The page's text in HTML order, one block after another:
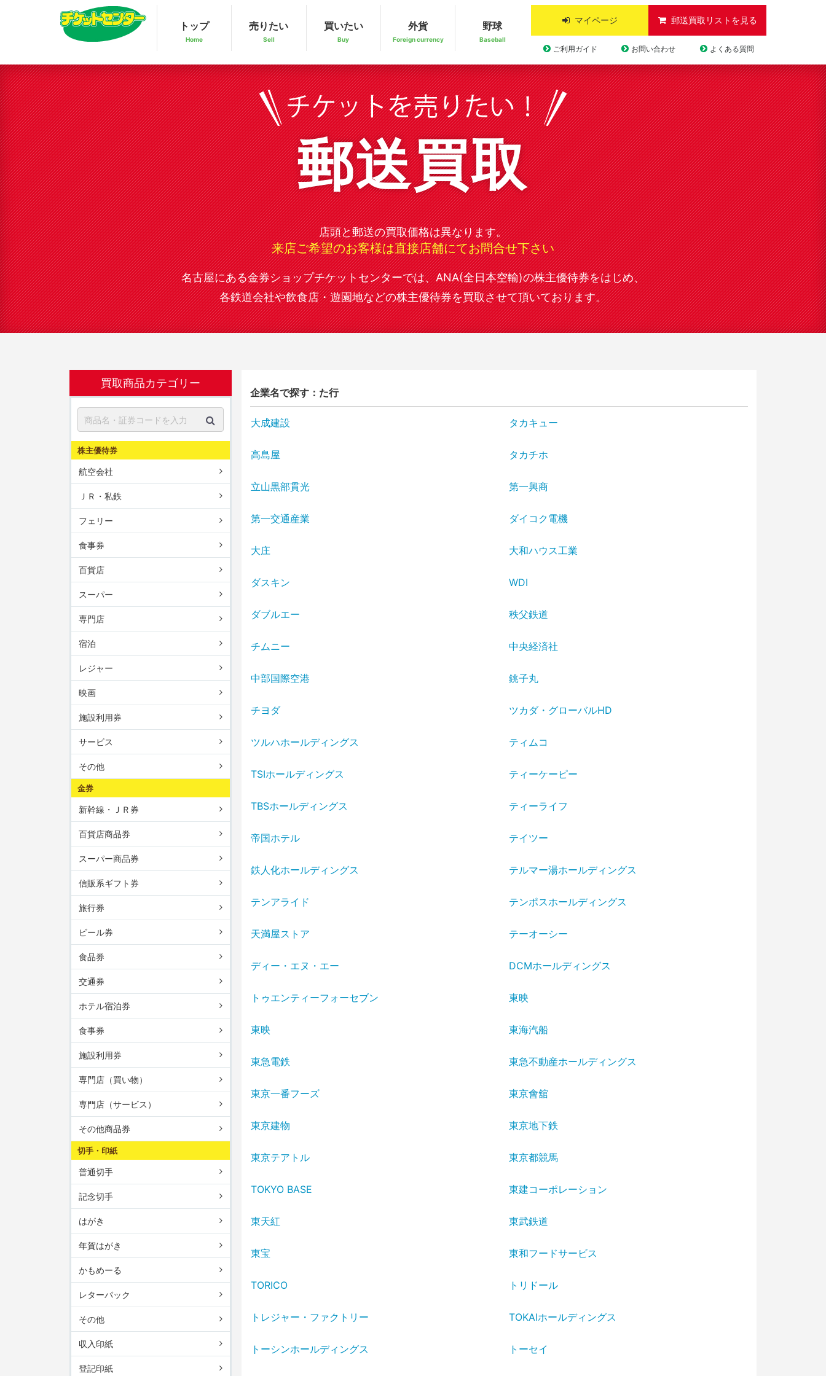
トップ
Home
売りたい
Sell
買いたい
Buy
外貨
Foreign currency
野球
Baseball
マイページ 郵送買取リストを見る
ご利用ガイド お問い合わせ よくある質問
郵送買取
店頭と郵送の買取価格は異なります。
来店ご希望のお客様は直接店舗にてお問合せ下さい
名古屋にある金券ショップチケットセンターでは、ANA(全日本空輸)の株主優待券をはじめ、
各鉄道会社や飲食店・遊園地などの株主優待券を買取させて頂いております。
買取商品カテゴリー
株主優待券
航空会社
ＪＲ・私鉄
フェリー
食事券
百貨店
スーパー
専門店
宿泊
レジャー
映画
施設利用券
サービス
その他
金券
新幹線・ＪＲ券
百貨店商品券
スーパー商品券
信販系ギフト券
旅行券
ビール券
食品券
交通券
ホテル宿泊券
食事券
施設利用券
専門店（買い物）
専門店（サービス）
その他商品券
切手・印紙
普通切手
記念切手
はがき
年賀はがき
かもめーる
レターパック
その他
収入印紙
登記印紙
企業名で探す：た行
大成建設 タカキュー
高島屋 タカチホ
立山黒部貫光 第一興商
第一交通産業 ダイコク電機
大庄 大和ハウス工業
ダスキン WDI
ダブルエー 秩父鉄道
チムニー 中央経済社
中部国際空港 銚子丸
チヨダ ツカダ・グローバルHD
ツルハホールディングス ティムコ
TSIホールディングス ティーケーピー
TBSホールディングス ティーライフ
帝国ホテル テイツー
鉄人化ホールディングス テルマー湯ホールディングス
テンアライド テンポスホールディングス
天満屋ストア テーオーシー
ディー・エヌ・エー DCMホールディングス
トゥエンティーフォーセブン 東映
東映 東海汽船
東急電鉄 東急不動産ホールディングス
東京一番フーズ 東京會舘
東京建物 東京地下鉄
東京テアトル 東京都競馬
TOKYO BASE 東建コーポレーション
東天紅 東武鉄道
東宝 東和フードサービス
TORICO トリドール
トレジャー・ファクトリー TOKAIホールディングス
トーシンホールディングス トーセイ